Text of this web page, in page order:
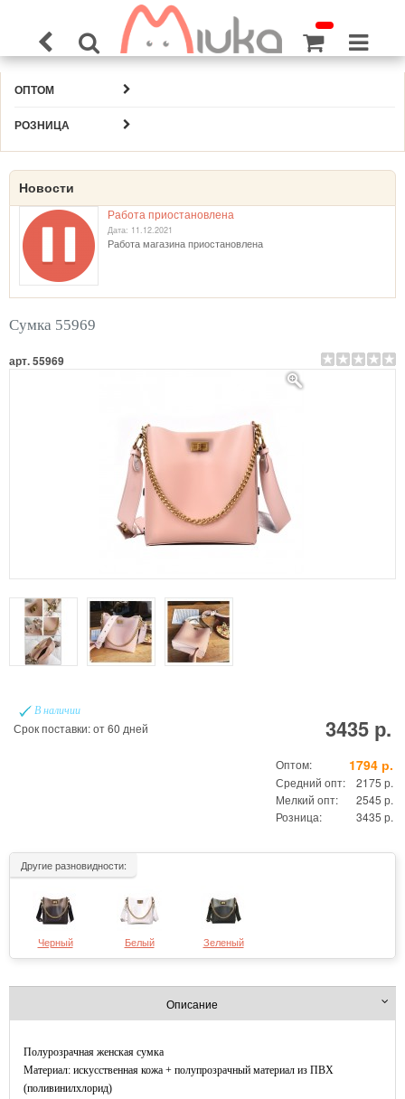
ОПТОМ
РОЗНИЦА
Новости
Работа приостановлена
Дата: 11.12.2021
Работа магазина приостановлена
Сумка 55969
арт. 55969
В наличии
Срок поставки: от 60 дней 3435 р.
Оптом: 1794 р.
Средний опт:
2175 р.
Мелкий опт:
2545 р.
Розница:
3435 р.
Другие разновидности:
Черный Белый Зеленый
Описание
Полурозрачная женская сумка
Материал: искусственная кожа + полупрозрачный материал из ПВХ
(поливинилхлорид)